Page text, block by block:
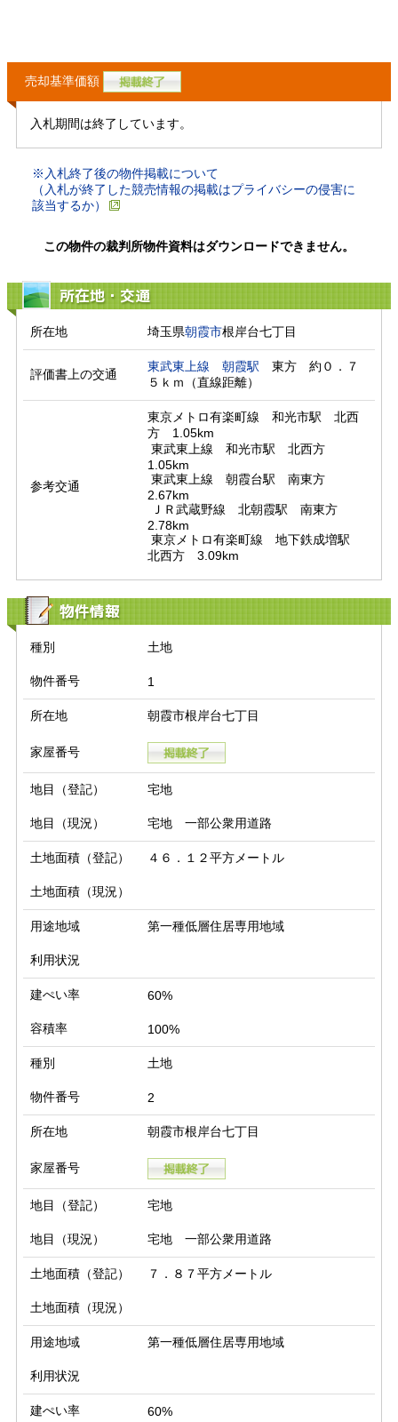
売却基準価額
入札期間は終了しています。
※入札終了後の物件掲載について
（入札が終了した競売情報の掲載はプライバシーの侵害に
該当するか）
この物件の裁判所物件資料はダウンロードできません。
所在地・交通
所在地 埼玉県朝霞市根岸台七丁目
評価書上の交通
東武東上線 朝霞駅 東方　約０．７
５ｋｍ（直線距離）
参考交通
東京メトロ有楽町線　和光市駅　北西
方　1.05km
1.05km
2.67km
2.78km
北西方　3.09km
物件情報
種別 土地
物件番号 1
所在地 朝霞市根岸台七丁目
家屋番号
地目（登記） 宅地
地目（現況） 宅地 一部公衆用道路
土地面積（登記） ４６．１２平方メートル
土地面積（現況）
用途地域 第一種低層住居専用地域
利用状況
建ぺい率 60%
容積率 100%
種別 土地
物件番号 2
所在地 朝霞市根岸台七丁目
家屋番号
地目（登記） 宅地
地目（現況） 宅地 一部公衆用道路
土地面積（登記） ７．８７平方メートル
土地面積（現況）
用途地域 第一種低層住居専用地域
利用状況
建ぺい率 60%